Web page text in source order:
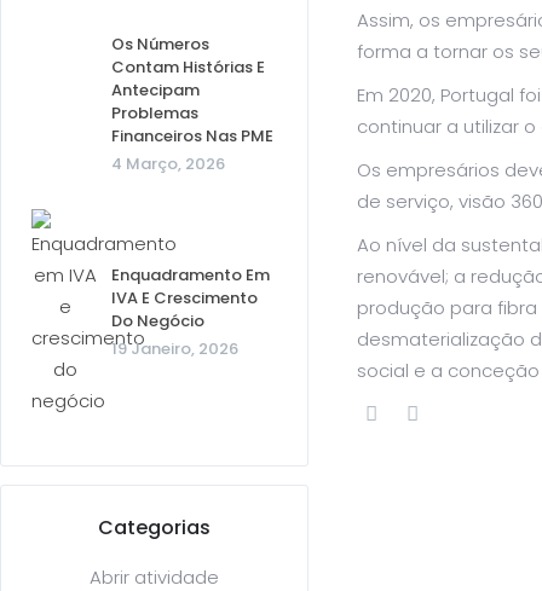
Os Números
Contam Histórias E
Antecipam
Problemas
Financeiros Nas PME
4 Março, 2026
Enquadramento Em
IVA E Crescimento
Do Negócio
19 Janeiro, 2026
Categorias
Abrir atividade
Assim, os
forma a tornar os
Em 2020, Portugal
continuar a utilizar
Os empresários
de serviço, visão
Ao nível da
renovável; a
produção para
desmaterialização
social e a